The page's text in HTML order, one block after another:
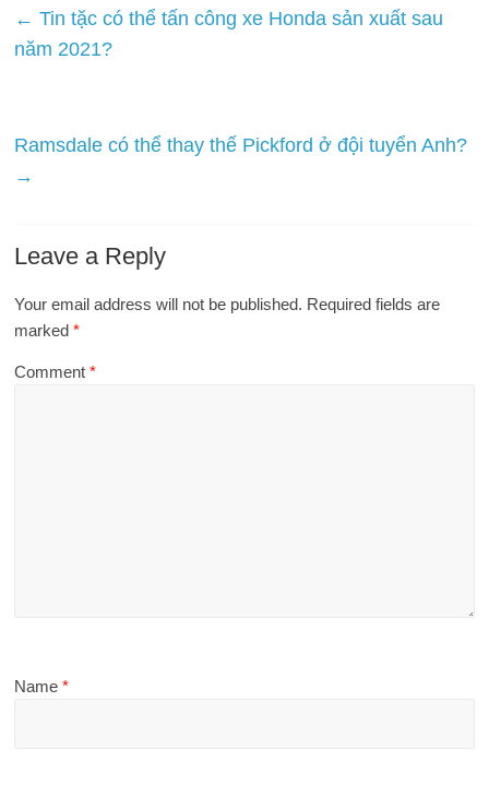
← Tin tặc có thể tấn công xe Honda sản xuất sau
năm 2021?
Ramsdale có thể thay thế Pickford ở đội tuyển Anh?
→
Leave a Reply
Your email address will not be published. Required fields are
marked*
Comment*
Name*